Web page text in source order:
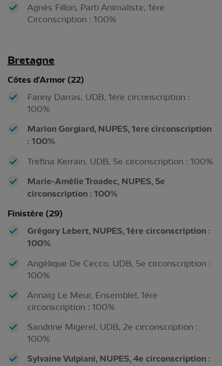
Agnès Fillon, Parti Animaliste, 1ère
Circonscription : 100%
Bretagne
Côtes d'Armor (22)
Fanny Darras, UDB, 1ère circonscription :
100%
Marion Gorgiard, NUPES, 1ere circonscription
: 100%
Trefina Kerrain, UDB, 5e circonscription : 100%
Marie-Amélie Troadec, NUPES, 5e
circonscription : 100%
Finistère (29)
Grégory Lebert, NUPES, 1ère circonscription :
100%
Angélique De Cecco, UDB, 5e circonscription :
100%
Annaïg Le Meur, Ensemble!, 1ère
circonscription : 100%
Sandrine Migerel, UDB, 2e circonscription :
100%
Sylvaine Vulpiani, NUPES, 4e circonscription :